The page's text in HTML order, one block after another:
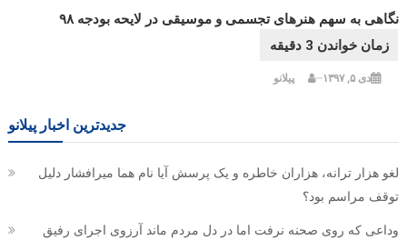
نگاهی به سهم هنرهای تجسمی و موسیقی در لایحه بودجه ۹۸
دی ۵, ۱۳۹۷ پیلانو
جدیدترین اخبار پیلانو
لغو هزار ترانه، هزاران خاطره و یک پرسش آیا نام هما میرافشار دلیل
توقف مراسم بود؟
وداعی که روی صحنه نرفت اما در دل مردم ماند آرزوی اجرای رفیق